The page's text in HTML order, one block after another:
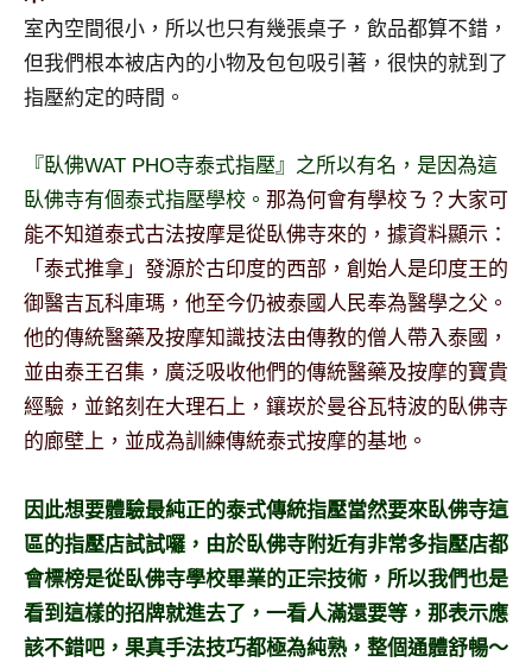
表
會
活
主
持、
學
業
講
座、
部
落
客
旅
遊
雜
誌
專
欄、
室內空間很小，所以也只有幾張桌子，飲品都算不錯，
但我們根本被店內的小物及包包吸引著，很快的就到了
指壓約定的時間。
『臥佛WAT PHO寺泰式指壓』之所以有名，是因為這
臥佛寺有個泰式指壓學校。 那為何會有學校ㄋ？大家可
能不知道泰式古法按摩是從臥佛寺來的，據資料顯示：
「泰式推拿」發源於古印度的西部，創始人是印度王的
御醫吉瓦科庫瑪，他至今仍被泰國人民奉為醫學之父。
他的傳統醫藥及按摩知識技法由傳教的僧人帶入泰國，
並由泰王召集，廣泛吸收他們的傳統醫藥及按摩的寶貴
經驗，並銘刻在大理石上，鑲崁於曼谷瓦特波的臥佛寺
的廊壁上，並成為訓練傳統泰式按摩的基地。
因此想要體驗最純正的泰式傳統指壓當然要來臥佛寺這
區的指壓店試試囉，由於臥佛寺附近有非常多指壓店都
會標榜是從臥佛寺學校畢業的正宗技術，所以我們也是
看到這樣的招牌就進去了，一看人滿還要等，那表示應
該不錯吧，果真手法技巧都極為純熟，整個通體舒暢～